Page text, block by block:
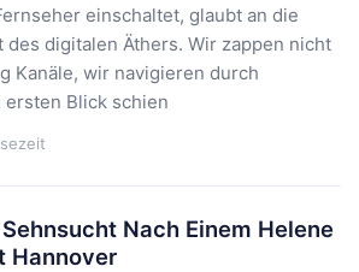
einschaltet, glaubt an die
digitalen Äthers. Wir zappen nicht
Kanäle, wir navigieren durch
Blick schien
Nach Einem Helene
Hannover